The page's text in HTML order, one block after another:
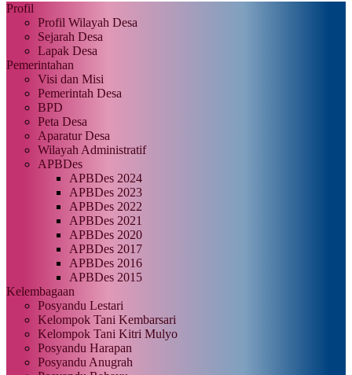
Profil
Profil Wilayah Desa
Sejarah Desa
Lapak Desa
Pemerintahan
Visi dan Misi
Pemerintah Desa
BPD
Peta Desa
Aparatur Desa
Wilayah Administratif
APBDes
APBDes 2024
APBDes 2023
APBDes 2022
APBDes 2021
APBDes 2020
APBDes 2017
APBDes 2016
APBDes 2015
Kelembagaan
Posyandu Lestari
Kelompok Tani Kembarsari
Kelompok Tani Kitri Mulyo
Posyandu Harapan
Posyandu Anugrah